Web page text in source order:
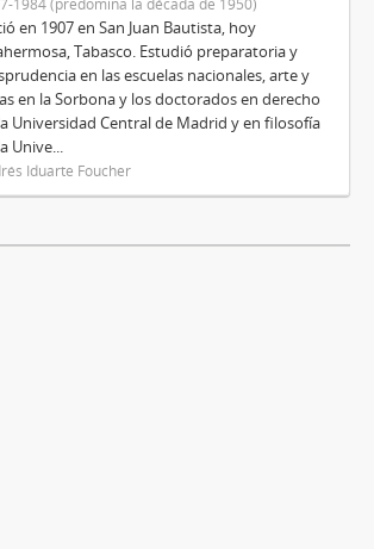
en 1907 en San Juan Bautista, hoy
Tabasco. Estudió preparatoria y
en las escuelas nacionales, arte y
en la Sorbona y los doctorados en derecho
Universidad Central de Madrid y en filosofía
Unive...
Iduarte Foucher